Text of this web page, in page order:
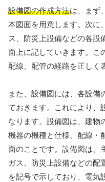
設備図の作成方法は、まず
本図面を用意します。次に
ス、防災上設備などの各設
面上に記していきます。こ
配線、配管の経路を正しく
また、設備図には、各設備
ておきます。これにより、
なります。設備図は、建物
機器の機種と仕様、配線・
面のことです。設備図は、
ガス、防災上設備などの配
を記号で示しており、電気